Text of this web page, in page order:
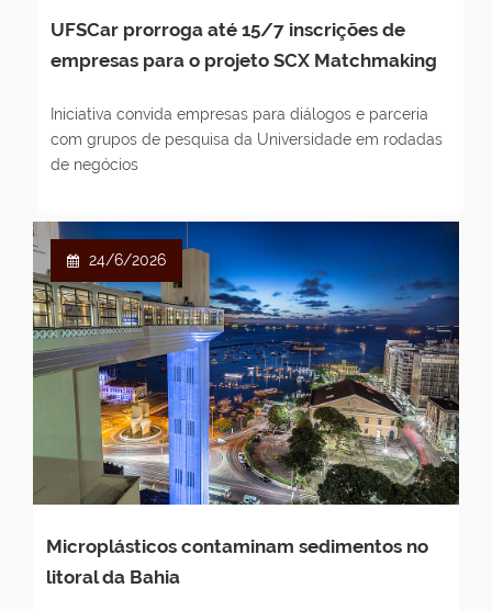
UFSCar prorroga até 15/7 inscrições de
empresas para o projeto SCX Matchmaking
Iniciativa convida empresas para diálogos e parceria
com grupos de pesquisa da Universidade em rodadas
de negócios
24/6/2026
Microplásticos contaminam sedimentos no
litoral da Bahia